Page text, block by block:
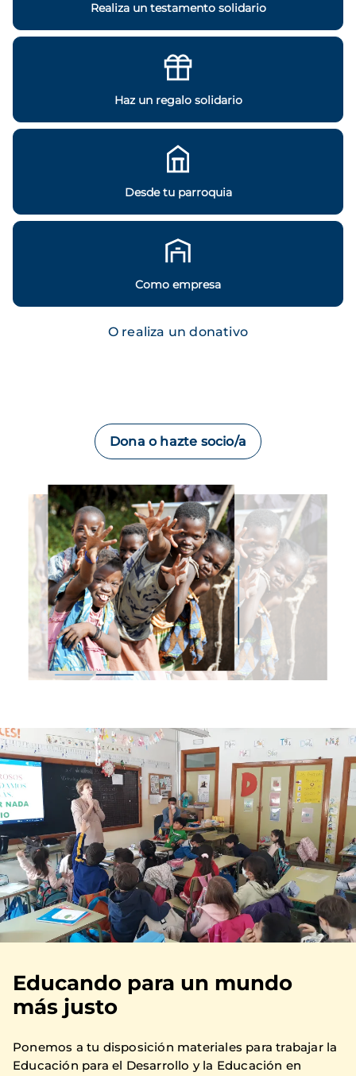
Realiza un testamento solidario
Haz un regalo solidario
Desde tu parroquia
Como empresa
O realiza un donativo
Dona o hazte socio/a
Imagen
Educando para un mundo
más justo
Ponemos a tu disposición materiales para trabajar la
Educación para el Desarrollo y la Educación en